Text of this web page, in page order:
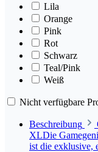
Lila
Orange
Pink
Rot
Schwarz
Teal/Pink
Weiß
Nicht verfügbare
Beschreibung
XLDie
ist die exklusive,